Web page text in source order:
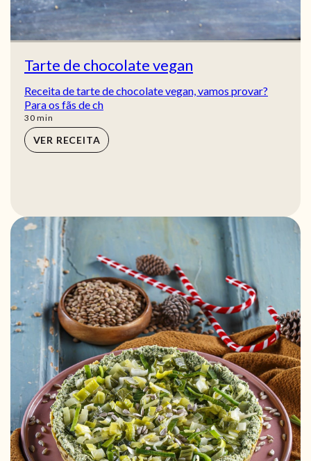
Tarte de chocolate vegan
Receita de tarte de chocolate vegan, vamos provar?
Para os fãs de ch
30min
min
VER RECEITA